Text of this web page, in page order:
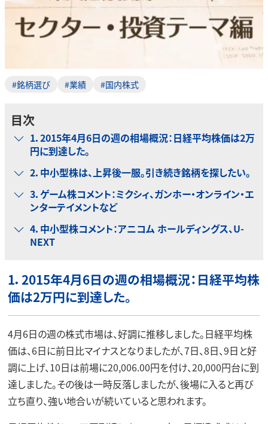
#銘柄選び #業績 #国内株式
目次
1．2015年4月6日の週の相場概況：日経平均株価は2万
円に到達した。
2．中小型株は、上昇後一服。引き続き銘柄を探したい。
3．ゲーム株コメント：ミクシィ、ガンホー・オンライン・エ
ンターテイメントなど
4．中小型株コメント：アニコム ホールディングス、U-
NEXT
1．2015年4月6日の週の相場概況：日経平均株
価は2万円に到達した。
4月6日の週の株式市場は、好調に推移しました。日経平均株
価は、6日に前日比マイナスとなりましたが、7日、8日、9日と好
調に上げ、10日は前場に20,006.00円を付け、20,000円台に到
達しました。その後は一時反落しましたが、後場に入ると再び
立ち直り、強い地合いが続いていると思われます。